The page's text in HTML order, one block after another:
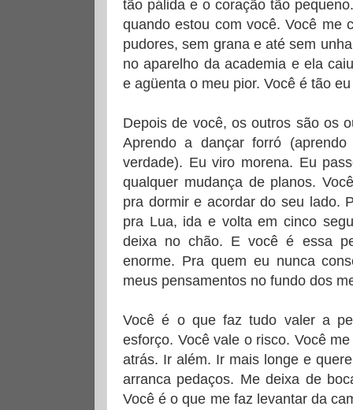
tão pálida e o coração tão
quando estou com você. Você me
pudores, sem grana e até sem
no aparelho da academia e ela
e agüenta o meu pior. Você é tão
Depois de você, os outros são os
Aprendo a dançar forró
verdade). Eu viro morena. Eu
qualquer mudança de planos.
pra dormir e acordar do seu lado.
pra Lua, ida e volta em cinco
deixa no chão. E você é essa
enorme. Pra quem eu nunca
meus pensamentos no fundo dos
Você é o que faz tudo valer a
esforço. Você vale o risco. Você
atrás. Ir além. Ir mais longe e
arranca pedaços. Me deixa de
Você é o que me faz levantar da